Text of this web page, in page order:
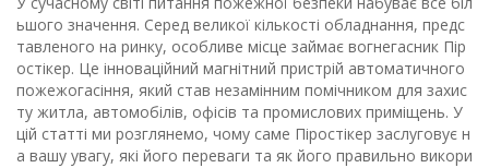
ьшого значення. Серед великої кількості обладнання, предс
тавленого на ринку, особливе місце займає вогнегасник Пір
остікер. Це інноваційний магнітний пристрій автоматичного
пожежогасіння, який став незамінним помічником для захис
ту житла, автомобілів, офісів та промислових приміщень. У
цій статті ми розглянемо, чому саме Піростікер заслуговує н
а вашу увагу, які його переваги та як його правильно викори